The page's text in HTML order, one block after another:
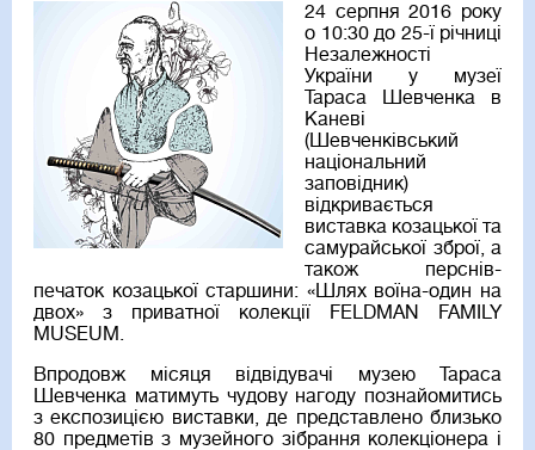
24 серпня 2016 року
о 10:30 до 25-ї річниці
Незалежності
України у музеї
Тараса Шевченка в
Каневі
(Шевченківський
національний
заповідник)
відкривається
виставка козацької та
самурайської зброї, а
також перснів-
печаток козацької старшини: «Шлях воїна-один на
двох» з приватної колекції FELDMAN FAMILY
MUSEUM.
Впродовж місяця відвідувачі музею Тараса
Шевченка матимуть чудову нагоду познайомитись
з експозицією виставки, де представлено близько
80 предметів з музейного зібрання колекціонера і